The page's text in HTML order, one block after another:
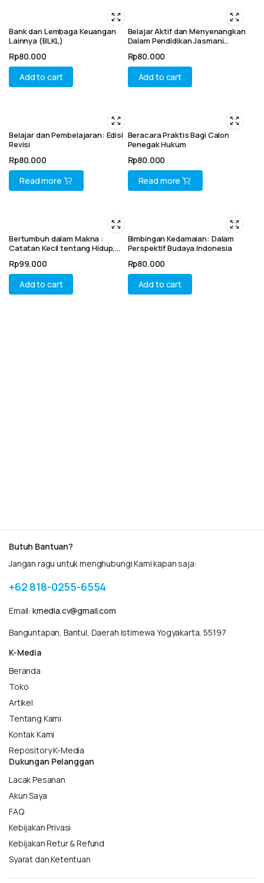
Bank dan Lembaga Keuangan
Lainnya (BLKL)
Rp80.000
Add to cart
Belajar Aktif dan Menyenangkan
Dalam Pendidikan Jasmani
Dasar
Rp80.000
Add to cart
Belajar dan Pembelajaran: Edisi
Revisi
Rp80.000
Read more
Beracara Praktis Bagi Calon
Penegak Hukum
Rp80.000
Read more
Bertumbuh dalam Makna :
Catatan Kecil tentang Hidup,
Rp99.000
Add to cart
Bimbingan Kedamaian: Dalam
Perspektif Budaya Indonesia
Rp80.000
Add to cart
Butuh Bantuan?
Jangan ragu untuk menghubungi Kami kapan saja:
+62 818-0255-6554
Email: kmedia.cv@gmail.com
Banguntapan, Bantul, Daerah Istimewa Yogyakarta, 55197
K-Media
Beranda
Toko
Artikel
Tentang Kami
Kontak Kami
Repository K-Media
Dukungan Pelanggan
Lacak Pesanan
Akun Saya
FAQ
Kebijakan Privasi
Kebijakan Retur & Refund
Syarat dan Ketentuan